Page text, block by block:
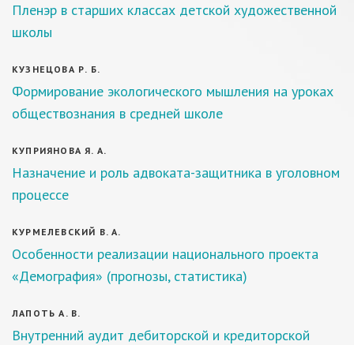
Пленэр в старших классах детской художественной
школы
КУЗНЕЦОВА Р. Б.
Формирование экологического мышления на уроках
обществознания в средней школе
КУПРИЯНОВА Я. А.
Назначение и роль адвоката-защитника в уголовном
процессе
КУРМЕЛЕВСКИЙ В. А.
Особенности реализации национального проекта
«Демография» (прогнозы, статистика)
ЛАПОТЬ А. В.
Внутренний аудит дебиторской и кредиторской